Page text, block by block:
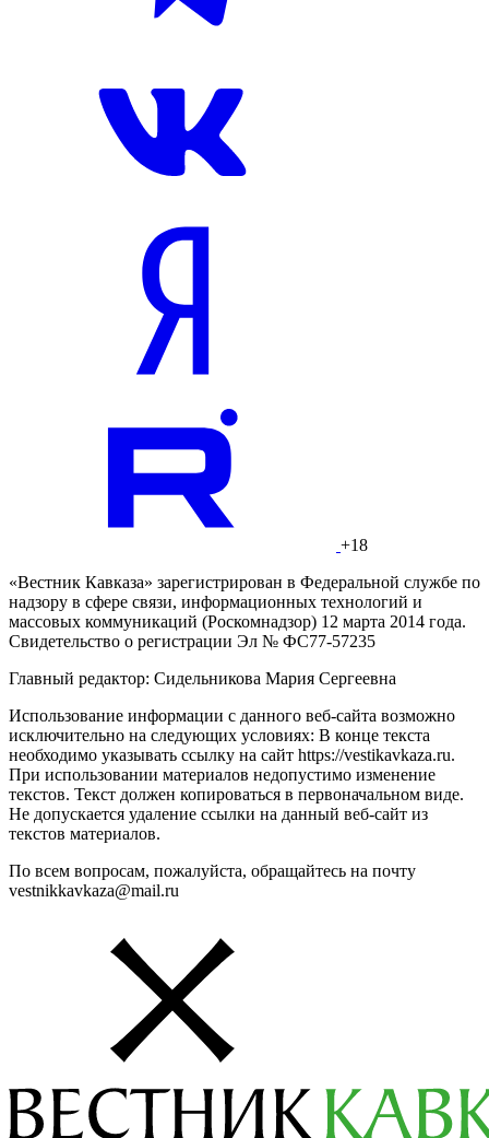
+18
«Вестник Кавказа» зарегистрирован в Федеральной службе по
надзору в сфере связи, информационных технологий и
массовых коммуникаций (Роскомнадзор) 12 марта 2014 года.
Свидетельство о регистрации Эл № ФС77-57235
Главный редактор: Сидельникова Мария Сергеевна
Использование информации с данного веб-сайта возможно
исключительно на следующих условиях: В конце текста
необходимо указывать ссылку на сайт https://vestikavkaza.ru.
При использовании материалов недопустимо изменение
текстов. Текст должен копироваться в первоначальном виде.
Не допускается удаление ссылки на данный веб-сайт из
текстов материалов.
По всем вопросам, пожалуйста, обращайтесь на почту
vestnikkavkaza@mail.ru